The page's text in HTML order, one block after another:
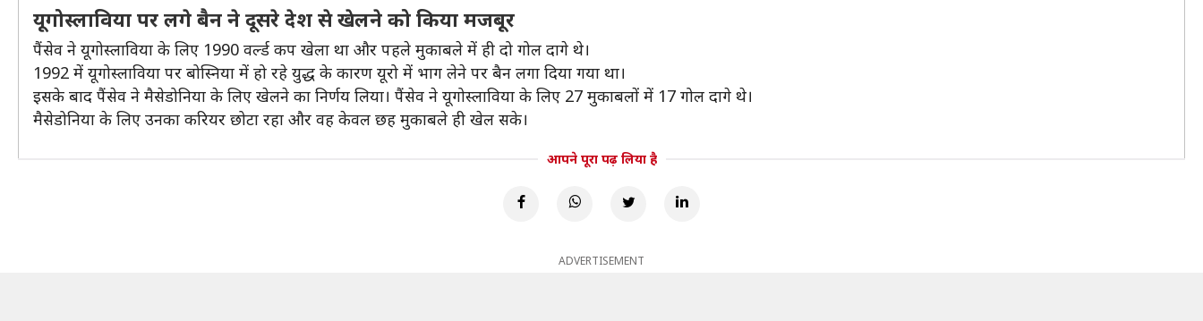
यूगोस्लाविया पर लगे बैन ने दूसरे देश से खेलने को किया मजबूर
पैंसेव ने यूगोस्लाविया के लिए 1990 वर्ल्ड कप खेला था और पहले मुकाबले में ही दो गोल दागे थे।
1992 में यूगोस्लाविया पर बोस्निया में हो रहे युद्ध के कारण यूरो में भाग लेने पर बैन लगा दिया गया था।
इसके बाद पैंसेव ने मैसेडोनिया के लिए खेलने का निर्णय लिया। पैंसेव ने यूगोस्लाविया के लिए 27 मुकाबलों में 17 गोल दागे थे।
मैसेडोनिया के लिए उनका करियर छोटा रहा और वह केवल छह मुकाबले ही खेल सके।
आपने पूरा पढ़ लिया है
ADVERTISEMENT